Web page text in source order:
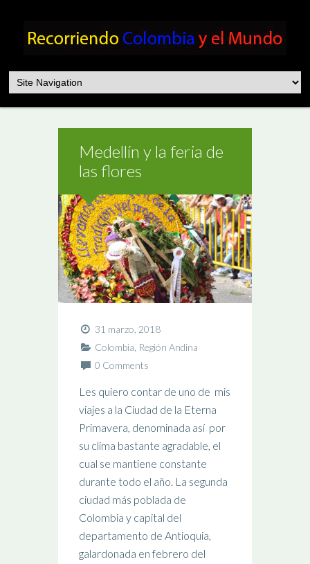
Medellín y la feria de
las flores
31 marzo, 2018
Colombia Región Andina
0 Comments
Les quiero contar de uno de mis
viajes a la Ciudad de la Eterna
Primavera, denominada así por
su clima bastante agradable, el
cual se mantiene constante
durante todo el año. La segunda
ciudad más poblada de
Colombia y capital del
departamento de Antioquia,
galardonada en febrero del